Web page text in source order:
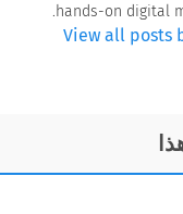
hands-on digital
View all posts